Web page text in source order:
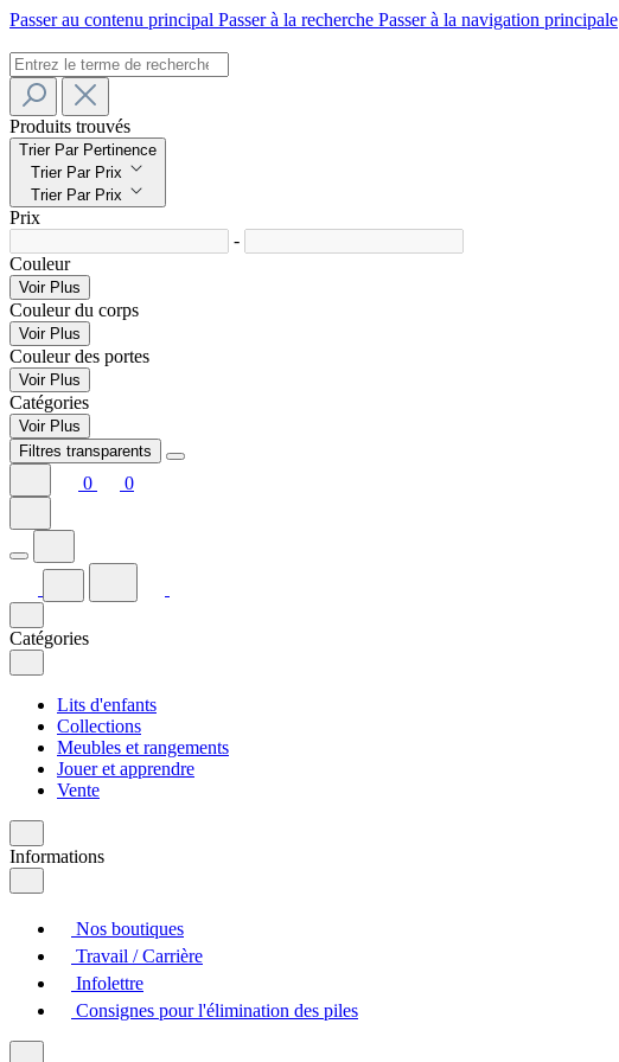
Passer au contenu principal Passer à la recherche Passer à la navigation principale
Produits trouvés
Trier Par Pertinence
Trier Par Prix
Trier Par Prix
Prix
-
Couleur
Voir Plus
Couleur du corps
Voir Plus
Couleur des portes
Voir Plus
Catégories
Voir Plus
Filtres transparents
0 0
Catégories
Lits d'enfants
Collections
Meubles et rangements
Jouer et apprendre
Vente
Informations
Nos boutiques
Travail / Carrière
Infolettre
Consignes pour l'élimination des piles